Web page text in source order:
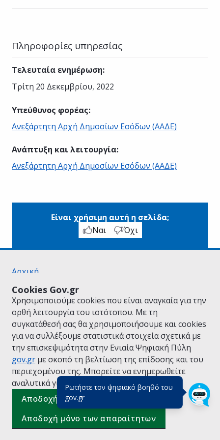
Ρωτήστε τον ψηφιακό βοηθό του
gov.gr(πάτησε για κλείσιμο)
Cookies Gov.gr
Χρησιμοποιούμε cookies που είναι αναγκαία για την
ορθή λειτουργία του ιστότοπου. Με τη
συγκατάθεσή σας θα χρησιμοποιήσουμε και cookies
για να συλλέξουμε στατιστικά στοιχεία σχετικά με
την επισκεψιμότητα στην Ενιαία Ψηφιακή Πύλη
gov.gr με σκοπό τη βελτίωση της επίδοσης και του
περιεχομένου της. Μπορείτε να ενημερωθείτε
αναλυτικά για την Πολιτική Cookies.
Αποδοχή όλων
Αποδοχή μόνο των απαραίτητων
Πληροφορίες υπηρεσίας
Τελευταία ενημέρωση:
Τρίτη 20 Δεκεμβρίου, 2022
Υπεύθυνος φορέας:
Ανεξάρτητη Αρχή Δημοσίων Εσόδων (ΑΑΔΕ)
Ανάπτυξη και λειτουργία:
Ανεξάρτητη Αρχή Δημοσίων Εσόδων (ΑΑΔΕ)
Είναι χρήσιμη αυτή η σελίδα;
Ναι
Όχι
Αρχική
Όροι Χρήσης
Πολιτική Απορρήτου
Δήλωση προσβασιμότητας
Πολιτική cookies
Προτάσεις για το gov.gr
Υλοποίηση από το Υπουργείο Ψηφιακής
Διακυβέρνησης
Ελληνικά |Αγγλικά